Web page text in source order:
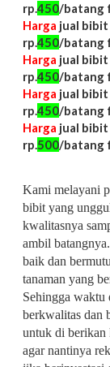
rp.450/batang
Harga jual
rp.450/batang
Harga jual
rp.450/batang
Harga jual
rp.450/batang
Harga jual
rp.500/batang
Kami melayani
bibit yang
kwalitasnya
ambil
baik dan
tanaman yang
Sehingga waktu
berkwalitas dan
untuk di berikan
agar nantinya